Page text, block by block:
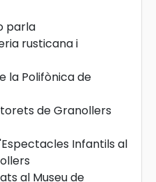
parla
rusticana i
la Polifònica de
de Granollers
Infantils al
al Museu de